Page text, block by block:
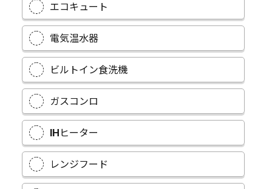
エコキュート
電気温水器
ビルトイン食洗機
ガスコンロ
IHヒーター
レンジフード